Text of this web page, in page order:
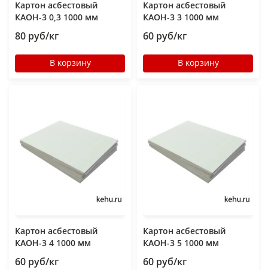
Картон асбестовый
КАОН-3 0,3 1000 мм
80 руб/кг
В корзину
Картон асбестовый
КАОН-3 3 1000 мм
60 руб/кг
В корзину
Картон асбестовый
КАОН-3 4 1000 мм
60 руб/кг
Картон асбестовый
КАОН-3 5 1000 мм
60 руб/кг